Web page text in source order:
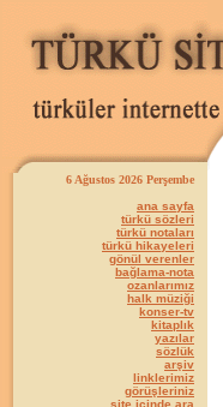
6 Ağustos 2026 Perşembe
ana sayfa
türkü sözleri
türkü notaları
türkü hikayeleri
gönül verenler
bağlama-nota
ozanlarımız
halk müziği
konser-tv
kitaplık
yazılar
sözlük
arşiv
linklerimiz
görüşleriniz
site içinde ara